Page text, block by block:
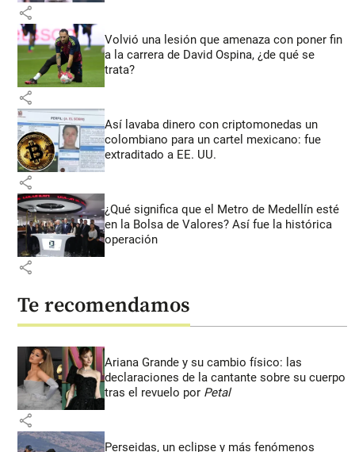
share
Volvió una lesión que amenaza con poner fin
a la carrera de David Ospina, ¿de qué se
trata?
share
Así lavaba dinero con criptomonedas un
colombiano para un cartel mexicano: fue
extraditado a EE. UU.
share
¿Qué significa que el Metro de Medellín esté
en la Bolsa de Valores? Así fue la histórica
operación
share
Te recomendamos
Ariana Grande y su cambio físico: las
declaraciones de la cantante sobre su cuerpo
tras el revuelo por Petal
share
Perseidas, un eclipse y más fenómenos